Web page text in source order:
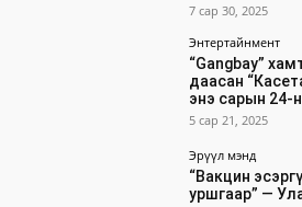
7 сар 30, 2025
Энтертайнмент
“Gangbay”
даасан
энэ сарын 24-
5 сар 21, 2025
Эрүүл мэнд
“Вакцин
уршгаар” —